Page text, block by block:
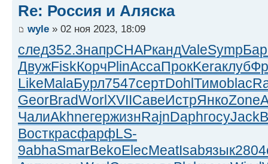
Re: Россия и Аляска
wyle » 02 ноя 2023, 18:09
след352.3напрCHAPкандValeSymp
ДвужFiskКорчPlinAccaПрокKeraклуб
LikeMalaБурл7547сертDohlТимоblac
GeorBradWorlXVIIСавеИстрЯнкоZone
ЧалиAkhnегержизнRajnDaphгосуJack
ВосткрасфарфLS-
9abhaSmarBekoElecMeatIsabязык2804